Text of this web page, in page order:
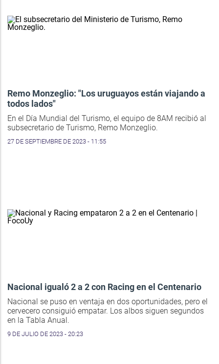
Remo Monzeglio: "Los uruguayos están viajando a
todos lados"
En el Día Mundial del Turismo, el equipo de 8AM recibió al
subsecretario de Turismo, Remo Monzeglio.
27 DE SEPTIEMBRE DE 2023 - 11:55
Nacional igualó 2 a 2 con Racing en el Centenario
Nacional se puso en ventaja en dos oportunidades, pero el
cervecero consiguió empatar. Los albos siguen segundos
en la Tabla Anual.
9 DE JULIO DE 2023 - 20:23